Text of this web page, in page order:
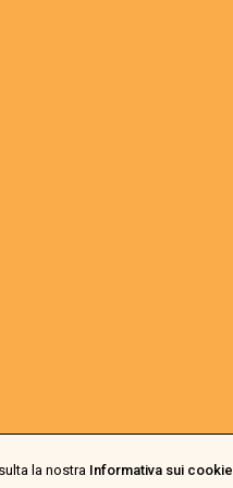
la nostra Informativa sui cookie